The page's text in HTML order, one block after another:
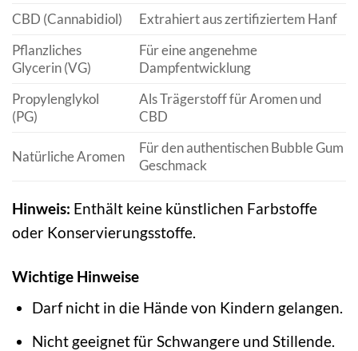
CBD (Cannabidiol)
Extrahiert aus zertifiziertem Hanf
Pflanzliches
Glycerin (VG)
Für eine angenehme
Dampfentwicklung
Propylenglykol
(PG)
Als Trägerstoff für Aromen und
CBD
Natürliche Aromen
Für den authentischen Bubble Gum
Geschmack
Hinweis: Enthält keine künstlichen Farbstoffe
oder Konservierungsstoffe.
Wichtige Hinweise
Darf nicht in die Hände von Kindern gelangen.
Nicht geeignet für Schwangere und Stillende.